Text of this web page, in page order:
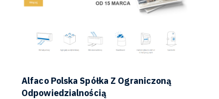
Alfaco Polska Spółka Z Ograniczoną
Odpowiedzialnością